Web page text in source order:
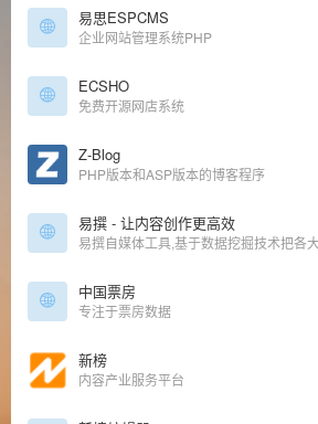
易思ESPCMS
企业网站管理系统PHP
ECSHO
免费开源网店系统
Z-Blog
PHP版本和ASP版本的博客程序
易撰 - 让内容创作更高效
中国票房
专注于票房数据
新榜
内容产业服务平台